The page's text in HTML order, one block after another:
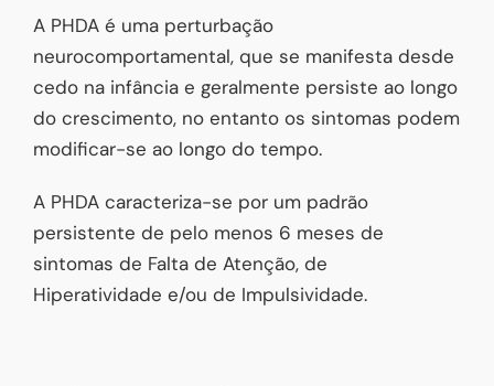
A PHDA é uma perturbação
neurocomportamental, que se manifesta desde
cedo na infância e geralmente persiste ao longo
do crescimento, no entanto os sintomas podem
modificar-se ao longo do tempo.
A PHDA caracteriza-se por um padrão
persistente de pelo menos 6 meses de
sintomas de Falta de Atenção, de
Hiperatividade e/ou de Impulsividade.